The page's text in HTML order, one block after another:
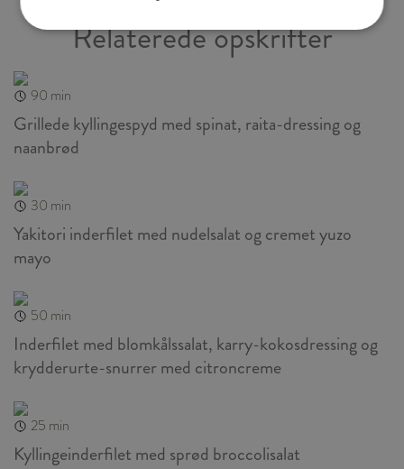
Relaterede opskrifter
90 min
Grillede kyllingespyd med spinat, raita-dressing og
naanbrød
30 min
Yakitori inderfilet med nudelsalat og cremet yuzo
mayo
50 min
Inderfilet med blomkålssalat, karry-kokosdressing og
krydderurte-snurrer med citroncreme
25 min
Kyllingeinderfilet med sprød broccolisalat